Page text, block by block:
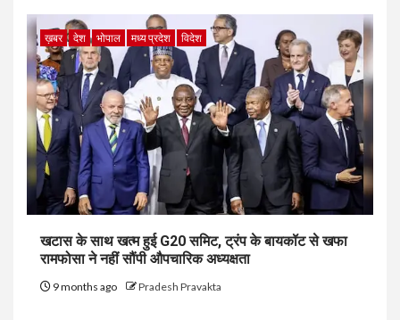
ख़बर देश भोपाल मध्य प्रदेश विदेश
खटास के साथ खत्म हुई G20 समिट, ट्रंप के बायकॉट से खफा
रामफोसा ने नहीं सौंपी औपचारिक अध्यक्षता
9 months ago Pradesh Pravakta